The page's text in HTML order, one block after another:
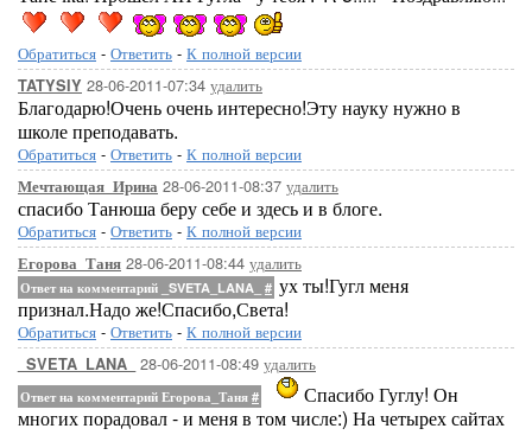
Обратиться - Ответить - К полной версии
TATYSIY 28-06-2011-07:34 удалить
Благодарю!Очень очень интересно!Эту науку нужно в
школе преподавать.
Обратиться - Ответить - К полной версии
Мечтающая_Ирина 28-06-2011-08:37 удалить
спасибо Танюша беру себе и здесь и в блоге.
Обратиться - Ответить - К полной версии
Егорова_Таня 28-06-2011-08:44 удалить
Ответ на комментарий _SVETA_LANA_ # ух ты!Гугл меня
признал.Надо же!Спасибо,Света!
Обратиться - Ответить - К полной версии
_SVETA_LANA_ 28-06-2011-08:49 удалить
Ответ на комментарий Егорова_Таня #
Спасибо Гуглу! Он
многих порадовал - и меня в том числе:) На четырех сайтах